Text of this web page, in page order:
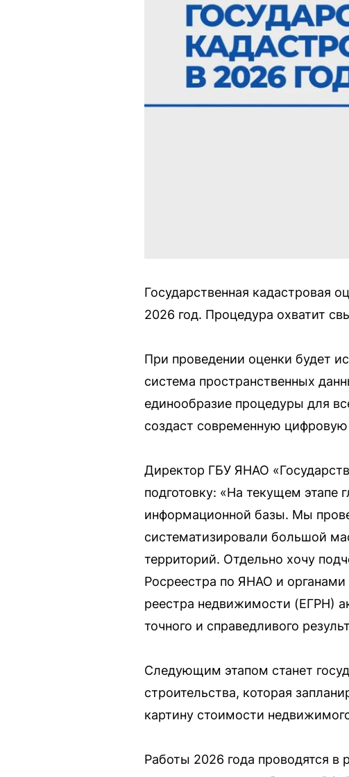
Государственная кадастровая
2026 год. Процедура охватит
При проведении оценки будет
система пространственных
единообразие процедуры для
создаст современную
Директор ГБУ ЯНАО
подготовку: «На текущем этапе
информационной базы. Мы
систематизировали большой
территорий. Отдельно хочу
Росреестра по ЯНАО и органами
реестра недвижимости (ЕГРН)
точного и справедливого
Следующим этапом станет
строительства, которая
картину стоимости
Работы 2026 года проводятся в